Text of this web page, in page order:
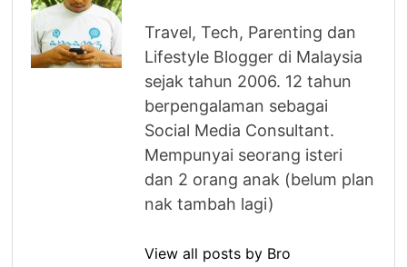
Travel, Tech, Parenting dan
Lifestyle Blogger di Malaysia
sejak tahun 2006. 12 tahun
berpengalaman sebagai
Social Media Consultant.
Mempunyai seorang isteri
dan 2 orang anak (belum plan
nak tambah lagi)
View all posts by Bro